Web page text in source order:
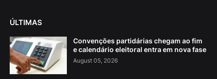
ÚLTIMAS
Convenções partidárias chegam ao fim
e calendário eleitoral entra em nova fase
August 05, 2026